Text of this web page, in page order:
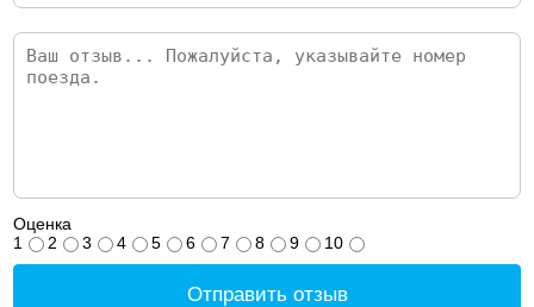
Оценка
1
2 3 4 5 6 7 8 9 10
Отправить отзыв